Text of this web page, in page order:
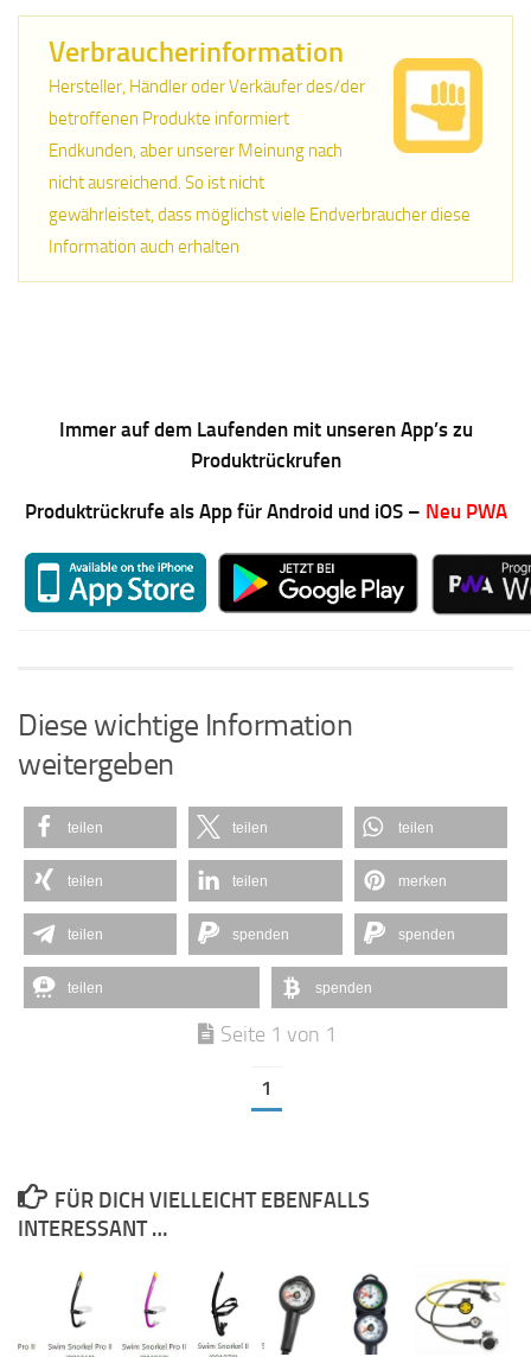
Verbraucherinformation
Hersteller, Händler oder Verkäufer des/der
betroffenen Produkte informiert
Endkunden, aber unserer Meinung nach
nicht ausreichend. So ist nicht
gewährleistet, dass möglichst viele Endverbraucher diese
Information auch erhalten
Immer auf dem Laufenden mit unseren App’s zu
Produktrückrufen
Produktrückrufe als App für Android und iOS – Neu PWA
Diese wichtige Information
weitergeben
teilen teilen teilen
teilen teilen merken
teilen spenden spenden
teilen spenden
Seite 1 von 1
1
FÜR DICH VIELLEICHT EBENFALLS
INTERESSANT …